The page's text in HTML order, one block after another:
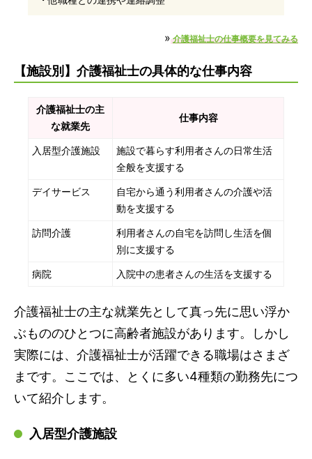
» 介護福祉士の仕事概要を見てみる
【施設別】介護福祉士の具体的な仕事内容
介護福祉士の主
な就業先
仕事内容
入居型介護施設
施設で暮らす利用者さんの日常生活
全般を支援する
デイサービス
自宅から通う利用者さんの介護や活
動を支援する
訪問介護
利用者さんの自宅を訪問し生活を個
別に支援する
病院 入院中の患者さんの生活を支援する
介護福祉士の主な就業先として真っ先に思い浮か
ぶもののひとつに高齢者施設があります。しかし
実際には、介護福祉士が活躍できる職場はさまざ
まです。ここでは、とくに多い4種類の勤務先につ
いて紹介します。
入居型介護施設